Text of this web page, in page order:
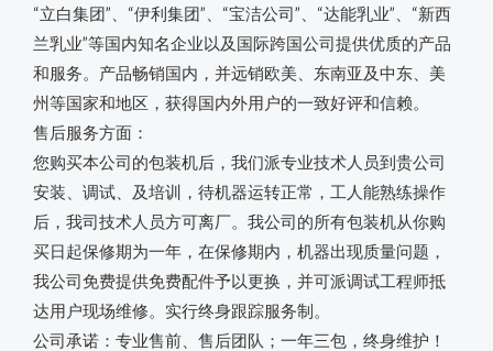
“立白集团”、“伊利集团”、“宝洁公司”、“达能乳业”、“新西
兰乳业”等国内知名企业以及国际跨国公司提供优质的产品
和服务。产品畅销国内，并远销欧美、东南亚及中东、美
州等国家和地区，获得国内外用户的一致好评和信赖。
售后服务方面：
您购买本公司的包装机后，我们派专业技术人员到贵公司
安装、调试、及培训，待机器运转正常，工人能熟练操作
后，我司技术人员方可离厂。我公司的所有包装机从你购
买日起保修期为一年，在保修期内，机器出现质量问题，
我公司免费提供免费配件予以更换，并可派调试工程师抵
达用户现场维修。实行终身跟踪服务制。
公司承诺：专业售前、售后团队；一年三包，终身维护！